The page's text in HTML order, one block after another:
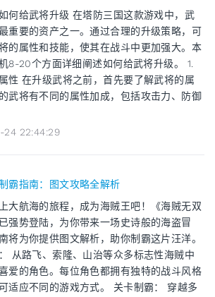
何给武将升级 在塔防三国这款游戏中，武
重要的资产之一。通过合理的升级策略，可
的属性和技能，使其在战斗中更加强大。本
8-20个方面详细阐述如何给武将升级。 1.
性 在升级武将之前，首先要了解武将的属
武将有不同的属性加成，包括攻击力、防御
22:44:29
霸指南：图文攻略全解析
大航海的旅程，成为海贼王吧！《海贼无双
强势登陆，为你带来一场史诗般的海盗冒
将为你提供图文解析，助你制霸这片汪洋。
从路飞、索隆、山治等众多标志性海贼中
爱的角色。每位角色都拥有独特的战斗风格
适应不同的游戏方式。 关卡制霸： 穿越多